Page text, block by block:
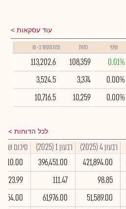
עוד עסקאות
שינוי כמות נפח מסחר ב- ₪
0.01%
108,359
113,202.6
0.00%
3,374
3,524.5
0.00%
10,259
10,716.5
לכל הדוחות
רבעון 4 (2025) רבעון 1 (2025)
סיכום שנתי
421,894.00
396,451.00
98.85
111.47
423.99
51,589.00
61,976.00